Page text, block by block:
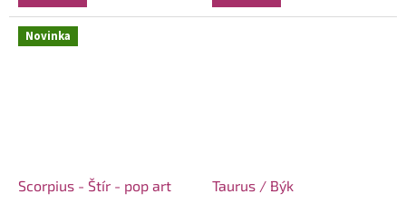
Novinka
Scorpius - Štír - pop art Taurus / Býk